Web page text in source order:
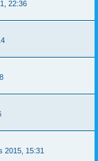
22:36
2015, 15:31